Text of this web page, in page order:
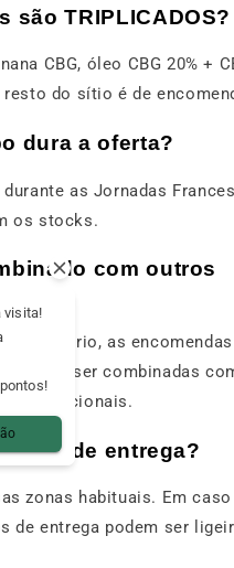
são TRIPLICADOS?
CBG, óleo CBG 20% +
resto do sítio é de
dura a oferta?
as Jornadas
os stocks.
com outros
contrário, as encomendas
podem ser combinadas
promocionais.
de entrega?
zonas habituais. Em
de entrega podem ser
visita!